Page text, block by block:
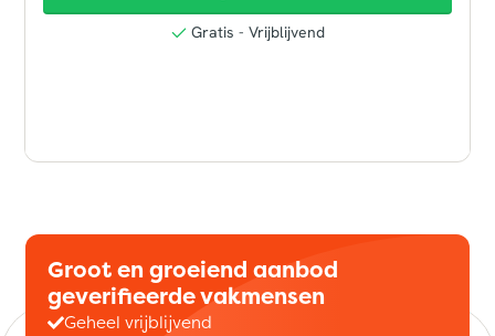
Groot en groeiend aanbod
geverifieerde vakmensen
Geheel vrijblijvend